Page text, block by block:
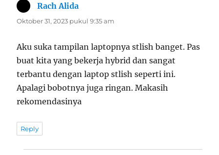
Rach Alida
Oktober 31, 2023 pukul 9:35 am
Aku suka tampilan laptopnya stlish banget. Pas
buat kita yang bekerja hybrid dan sangat
terbantu dengan laptop stlish seperti ini.
Apalagi bobotnya juga ringan. Makasih
rekomendasinya
Reply